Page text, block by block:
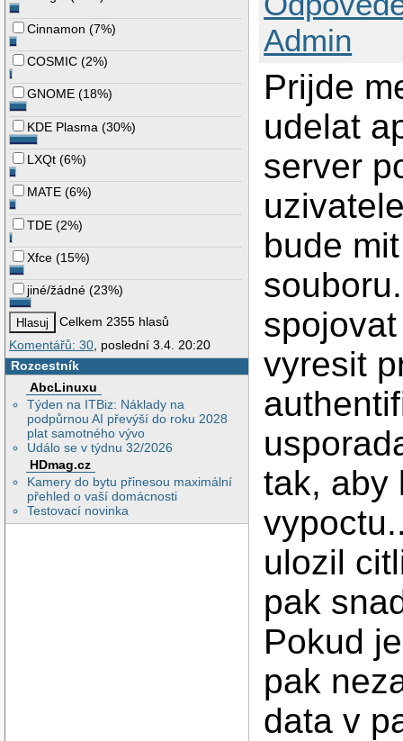
Cinnamon (7%)
COSMIC (2%)
GNOME (18%)
KDE Plasma (30%)
LXQt (6%)
MATE (6%)
TDE (2%)
Xfce (15%)
jiné/žádné (23%)
Celkem 2355 hlasů
Komentářů: 30 , poslední 3.4. 20:20
Rozcestník
AbcLinuxu
Týden na ITBiz: Náklady na
podpůrnou AI převýší do roku 2028
plat samotného vývo
Událo se v týdnu 32/2026
HDmag.cz
Kamery do bytu přinesou maximální
přehled o vaší domácnosti
Testovací novinka
Admin
Prijde
udelat
server
bude
vyresit
tak, aby
ulozil
pak
Pokud
pak
data v